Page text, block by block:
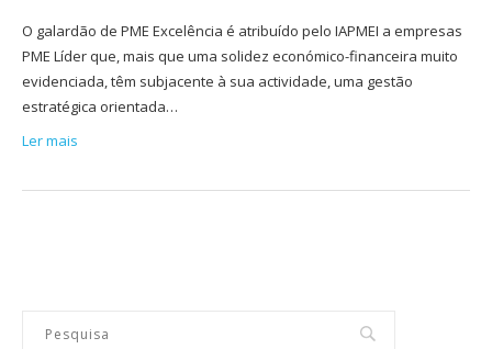
O galardão de PME Excelência é atribuído pelo IAPMEI a empresas
PME Líder que, mais que uma solidez económico-financeira muito
evidenciada, têm subjacente à sua actividade, uma gestão
estratégica orientada…
Ler mais